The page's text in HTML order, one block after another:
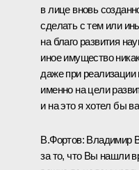
в лице вновь
сделать с тем или
на благо развития
иное имущество
даже при
именно на цели
и на это я хотел бы
В.Фортов: Владимир
за то, что Вы нашли